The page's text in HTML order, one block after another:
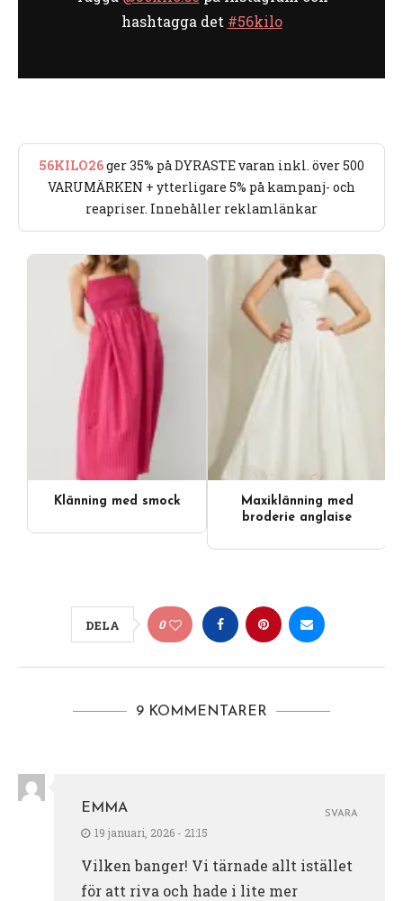
hashtagga det #56kilo
56KILO26ger 35% på DYRASTE varan inkl. över 500
VARUMÄRKEN + ytterligare 5% på kampanj- och
reapriser. Innehåller reklamlänkar
Klänning med smock
Maxiklänning med
broderie anglaise
DELA 0
9 KOMMENTARER
EMMA
19 januari, 2026 - 21:15
Vilken banger! Vi tärnade allt istället
för att riva och hade i lite mer
SVARA